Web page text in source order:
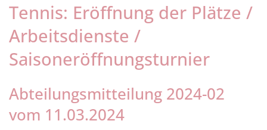
Tennis: Eröffnung der Plätze /
Arbeitsdienste /
Saisoneröffnungsturnier
Abteilungsmitteilung 2024-02
vom 11.03.2024